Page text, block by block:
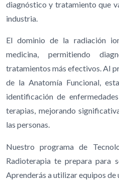
diagnóstico y tratamiento que
industria.
El dominio de la radiación
medicina, permitiendo
tratamientos más efectivos. Al
de la Anatomía Funcional,
identificación de
terapias, mejorando
las personas.
Nuestro programa de
Radioterapia te prepara para
Aprenderás a utilizar equipos